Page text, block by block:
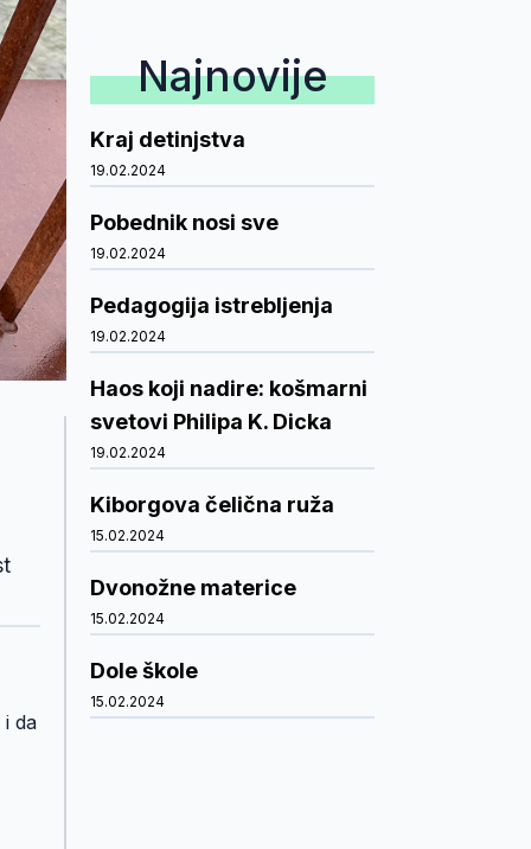
i da
Najnovije
Kraj detinjstva
19.02.2024
Pobednik nosi sve
19.02.2024
Pedagogija istrebljenja
19.02.2024
Haos koji nadire: košmarni
svetovi Philipa K. Dicka
19.02.2024
Kiborgova čelična ruža
15.02.2024
Dvonožne materice
15.02.2024
Dole škole
15.02.2024